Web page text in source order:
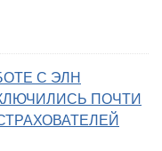
С ЭЛН
ПОЧТИ